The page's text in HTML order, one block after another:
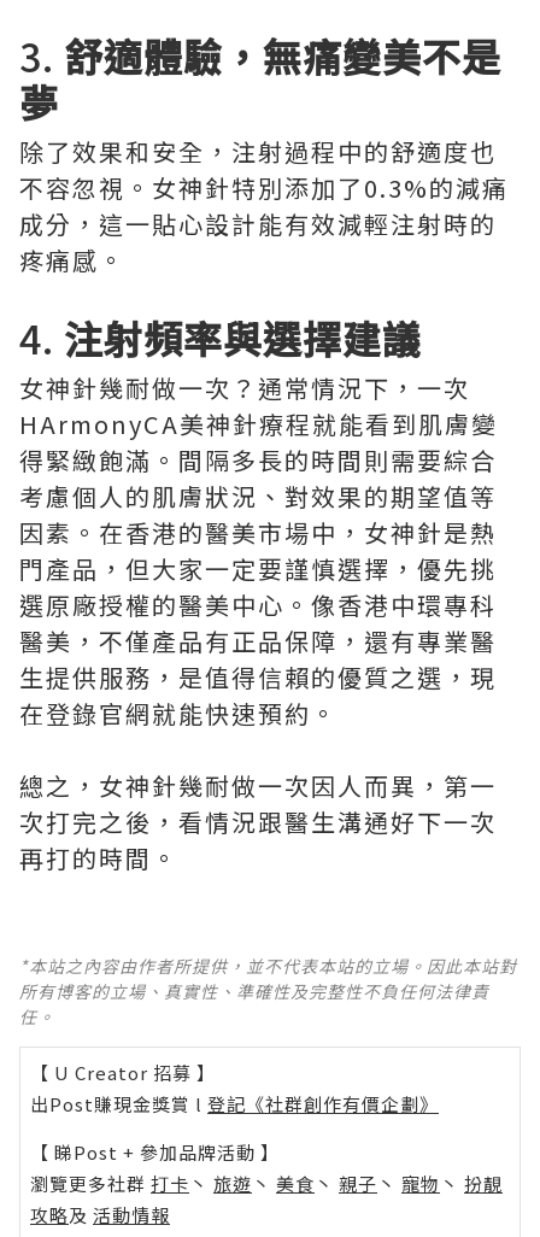
3. 舒適體驗，無痛變美不是
夢
除了效果和安全，注射過程中的舒適度也
不容忽視。女神針特別添加了0.3%的減痛
成分，這一貼心設計能有效減輕注射時的
疼痛感。
4. 注射頻率與選擇建議
女神針幾耐做一次？通常情況下，一次
HArmonyCA美神針療程就能看到肌膚變
得緊緻飽滿。間隔多長的時間則需要綜合
考慮個人的肌膚狀況、對效果的期望值等
因素。在香港的醫美市場中，女神針是熱
門產品，但大家一定要謹慎選擇，優先挑
選原廠授權的醫美中心。像香港中環專科
醫美，不僅產品有正品保障，還有專業醫
生提供服務，是值得信賴的優質之選，現
在登錄官網就能快速預約。
總之，女神針幾耐做一次因人而異，第一
次打完之後，看情況跟醫生溝通好下一次
再打的時間。
*本站之內容由作者所提供，並不代表本站的立場。因此本站對
所有博客的立場、真實性、準確性及完整性不負任何法律責
任。
【 U Creator 招募 】
出Post賺現金獎賞 l 登記《社群創作有價企劃》
【 睇Post + 參加品牌活動 】
瀏覽更多社群 打卡 丶 旅遊 丶 美食 丶 親子 丶 寵物 丶 扮靚
攻略及 活動情報